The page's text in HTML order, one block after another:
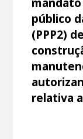
público
(PPP2)
relativa